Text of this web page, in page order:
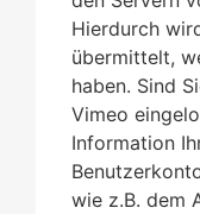
Hierdurch
übermittelt,
haben. Sind
Vimeo
Information
wie z.B. dem